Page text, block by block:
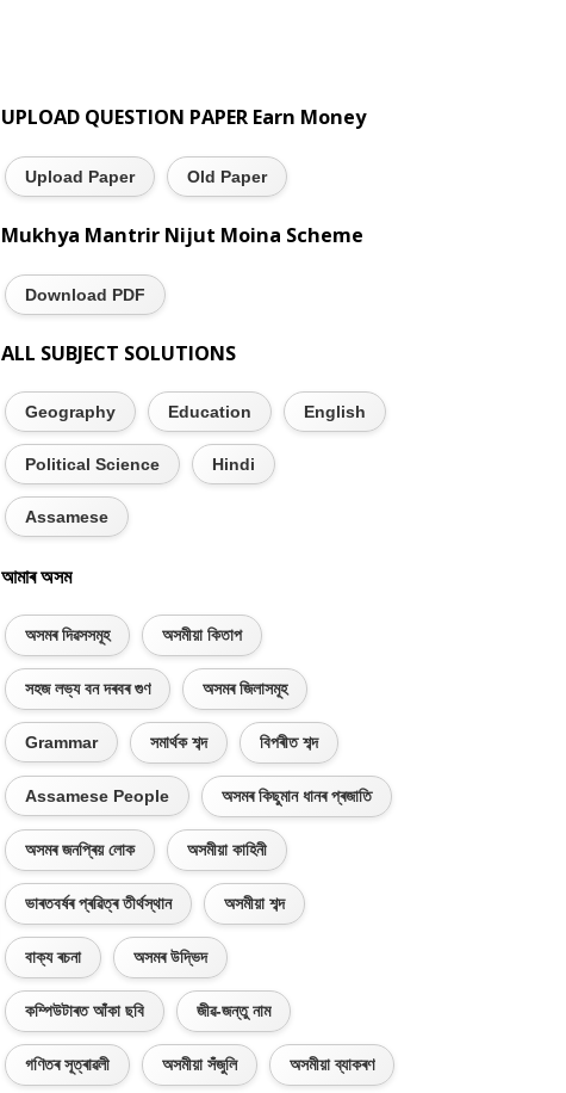
UPLOAD QUESTION PAPER Earn Money
Upload Paper Old Paper
Mukhya Mantrir Nijut Moina Scheme
Download PDF
ALL SUBJECT SOLUTIONS
Geography Education English
Political Science Hindi
Assamese
আমাৰ অসম
অসমৰ দিৱসসমূহ অসমীয়া কিতাপ
সহজ লভ্য বন দৰবৰ গুণ অসমৰ জিলাসমূহ
Grammar সমাৰ্থক শব্দ বিপৰীত শব্দ
Assamese People অসমৰ কিছুমান ধানৰ প্ৰজাতি
অসমৰ জনপ্ৰিয় লোক অসমীয়া কাহিনী
ভাৰতবৰ্ষৰ প্ৰৱিত্ৰ তীৰ্থস্থান অসমীয়া শব্দ
বাক্য ৰচনা অসমৰ উদ্ভিদ
কম্পিউটাৰত আঁকা ছবি জীৱ-জন্তু নাম
গণিতৰ সূত্ৰাৱলী অসমীয়া সঁজুলি অসমীয়া ব্যাকৰণ